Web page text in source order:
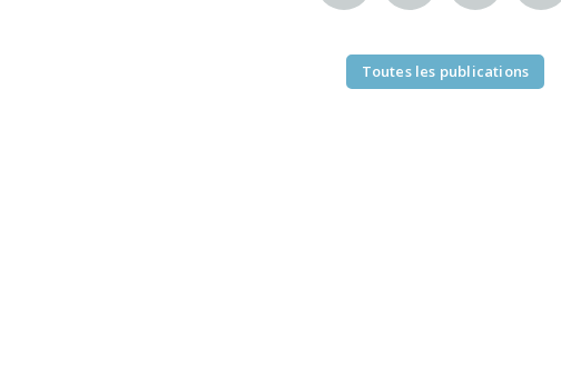
Toutes les publications